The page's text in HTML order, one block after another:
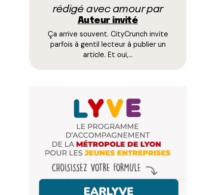
rédigé avec amour par
Auteur invité
Ça arrive souvent. CityCrunch invite
parfois à gentil lecteur à publier un
article. Et oui,…